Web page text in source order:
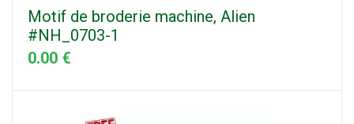
Motif de broderie machine, Alien
#NH_0703-1
0.00 €